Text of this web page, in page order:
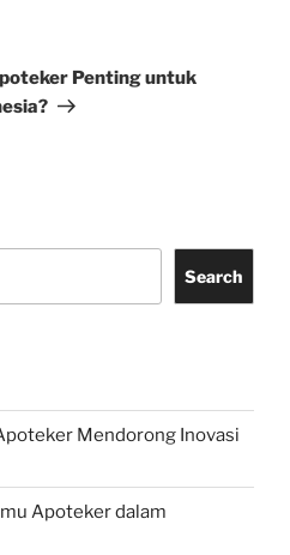
Penting untuk
Search
Mendorong Inovasi
Apoteker dalam